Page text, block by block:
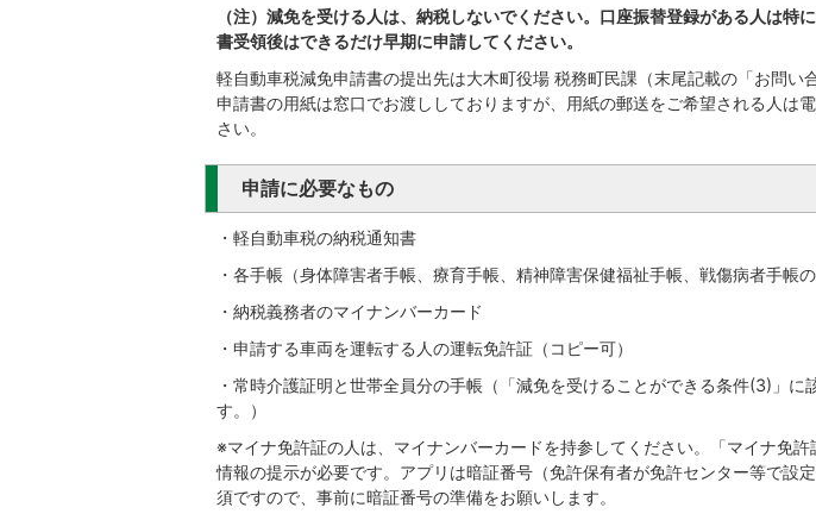
（注）減免を受ける人は、納税しないでください。口座振替登録がある人は特
書受領後はできるだけ早期に申請してください。
軽自動車税減免申請書の提出先は大木町役場 税務町民課（末尾記載の「お問い
申請書の用紙は窓口でお渡ししておりますが、用紙の郵送をご希望される人は
さい。
申請に必要なもの
・軽自動車税の納税通知書
・各手帳（身体障害者手帳、療育手帳、精神障害保健福祉手帳、戦傷病者手帳の
・納税義務者のマイナンバーカード
・申請する車両を運転する人の運転免許証（コピー可）
・常時介護証明と世帯全員分の手帳（「減免を受けることができる条件(3)」に
す。）
※マイナ免許証の人は、マイナンバーカードを持参してください。「マイナ免
情報の提示が必要です。アプリは暗証番号（免許保有者が免許センター等で設
須ですので、事前に暗証番号の準備をお願いします。